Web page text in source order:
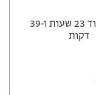
ייפתח עוד 23 שעות ‫ו-39
דקות